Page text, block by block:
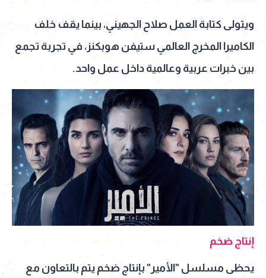
ويتولى كتابة العمل صلاح الجهيني، بينما يقف خلف
الكاميرا المخرج العالمي ستيفن هوبكنز، في تجربة تجمع
بين خبرات عربية وعالمية داخل عمل واحد.
إنتاج ضخم
يحظى مسلسل "الأمير" بإنتاج ضخم يتم بالتعاون مع